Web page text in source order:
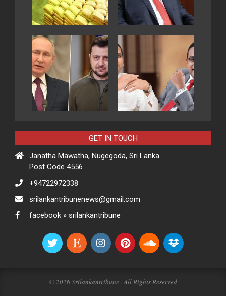
GET IN TOUCH
Janatha Mawatha, Nugegoda, Sri Lanka
Post Code 4556
+94722972338
srilankantribunenews@gmail.com
facebook » srilankantribune
© 2026 Srilankantribune . All Rights Reserved